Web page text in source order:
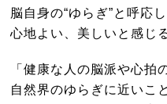
脳自身の“ゆらぎ”と呼応し
心地よい、美しいと感じ
「健康な人の脳派や心拍
自然界のゆらぎに近いこ